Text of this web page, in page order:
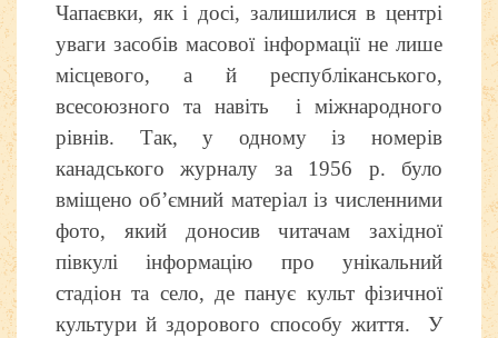
Чапаєвки, як і досі, залишилися в центрі
уваги засобів масової інформації не лише
місцевого, а й республіканського,
всесоюзного та навіть і міжнародного
рівнів. Так, у одному із номерів
канадського журналу за 1956 р. було
вміщено об’ємний матеріал із численними
фото, який доносив читачам західної
півкулі інформацію про унікальний
стадіон та село, де панує культ фізичної
культури й здорового способу життя. У